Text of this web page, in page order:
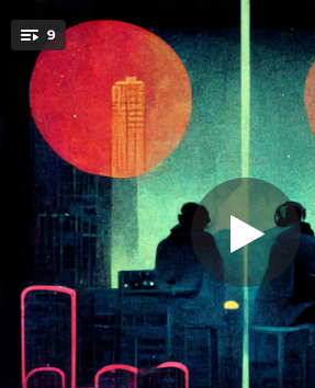
You're all set!
9 Nemůžu si
03:31
04:15
03:49
03:26
03:23
03:49
03:05